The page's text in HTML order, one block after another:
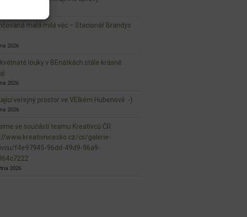
malá milá věc – Stacionář Brandýs
2026
louky v BEnátkách stále krásně
2026
veřejný prostor ve VElkém Hubenově :-)
2026
se součástí teamu Kreativců ČR
www.kreativnicesko.cz/cs/galerie-
f4e97945-96dd-49d9-96a9-
2026